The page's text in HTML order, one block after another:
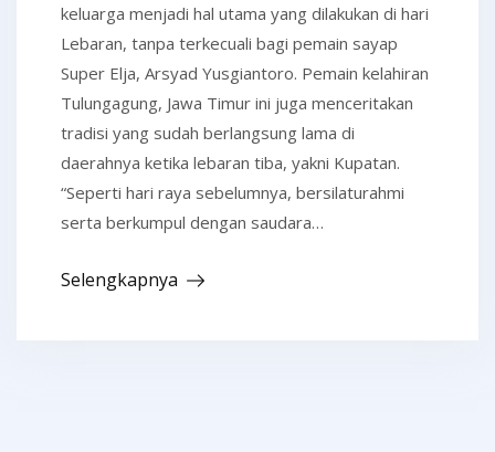
keluarga menjadi hal utama yang dilakukan di hari
Lebaran, tanpa terkecuali bagi pemain sayap
Super Elja, Arsyad Yusgiantoro. Pemain kelahiran
Tulungagung, Jawa Timur ini juga menceritakan
tradisi yang sudah berlangsung lama di
daerahnya ketika lebaran tiba, yakni Kupatan.
“Seperti hari raya sebelumnya, bersilaturahmi
serta berkumpul dengan saudara…
Selengkapnya